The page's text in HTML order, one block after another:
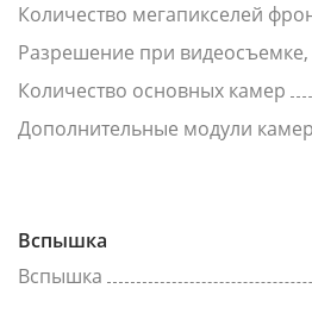
Количество мегапикселей
Разрешение при видеосъемке,
Количество основных камер
Дополнительные модули
Вспышка
Вспышка